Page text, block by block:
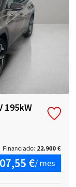
195kW
Financiado: 22.900 €
€/ mes